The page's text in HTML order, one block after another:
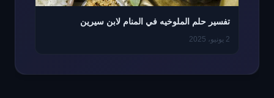
تفسير حلم الملوخيه في المنام لابن سيرين
2 يونيو، 2025